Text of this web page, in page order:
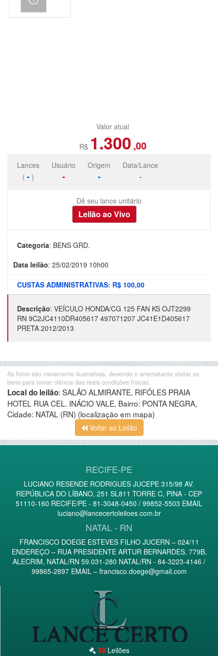
Valor atual
R$ 1.300 ,00
Lances
( - )
Usuário
-
Origem
-
Data/Lance
-
Dê seu lance unitário
Categoria: BENS GRD.
Data leilão: 25/02/2019 10h00
CUSTAS ADMINISTRATIVAS: R$ 100,00
Descrição: VEÍCULO HONDA/CG 125 FAN KS OJT2299
RN 9C2JC4110DR405617 497071207 JC41E1D405617
PRETA 2012/2013
As fotos são meramente ilustrativas, devendo o arrematante visitar os
bens para tomar ciência das reais condições físicas.
Local do leilão: SALÃO ALMIRANTE, RIFÓLES PRAIA
HOTEL RUA CEL. INÁCIO VALE, Bairro: PONTA NEGRA,
Cidade: NATAL (RN) (localização em mapa)
Voltar ao Leilão
RECIFE-PE
LUCIANO RESENDE RODRIGUES JUCEPE 315/98 AV.
REPÚBLICA DO LÍBANO, 251 SL811 TORRE C, PINA - CEP
51110-160 RECIFE/PE - 81-3048-0450 / 99852-5503 EMAIL
luciano@lancecertoleiloes.com.br
NATAL - RN
FRANCISCO DOEGE ESTEVES FILHO JUCERN – 024/11
ENDEREÇO – RUA PRESIDENTE ARTUR BERNARDES, 779B,
ALECRIM, NATAL/RN 59.031-280 NATAL/RN - 84-3223-4146 /
99865-2897 EMAIL – francisco.doege@gmail.com
38 Leilões